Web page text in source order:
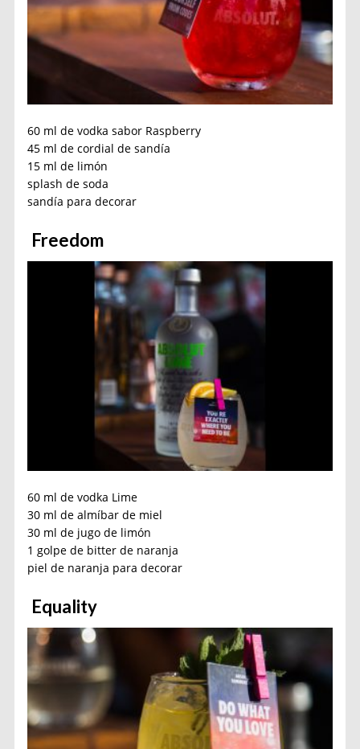
60 ml de vodka sabor Raspberry
45 ml de cordial de sandía
15 ml de limón
splash de soda
sandía para decorar
Freedom
60 ml de vodka Lime
30 ml de almíbar de miel
30 ml de jugo de limón
1 golpe de bitter de naranja
piel de naranja para decorar
Equality